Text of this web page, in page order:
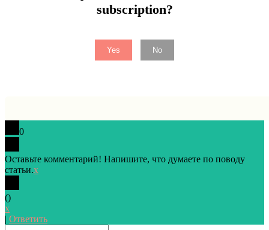
subscription?
Yes No
0
Оставьте комментарий! Напишите, что думаете по поводу
статьи.x
()
x
| Ответить